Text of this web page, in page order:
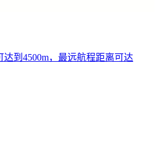
到4500m，最远航程距离可达